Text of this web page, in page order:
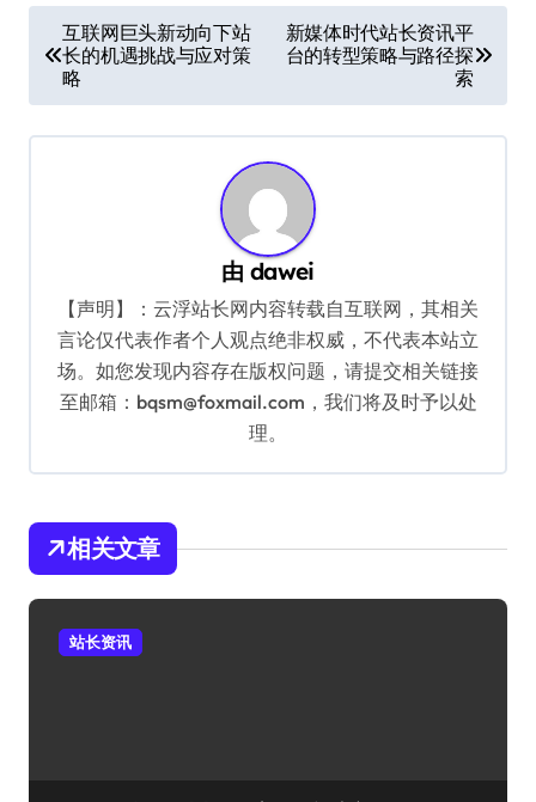
章
导
航
互联网巨头新动向下站
长的机遇挑战与应对策
略
新媒体时代站长资讯平
台的转型策略与路径探
索
由dawei
【声明】：云浮站长网内容转载自互联网，其相关
言论仅代表作者个人观点绝非权威，不代表本站立
场。如您发现内容存在版权问题，请提交相关链接
至邮箱：bqsm@foxmail.com，我们将及时予以处
理。
相关文章
站长资讯